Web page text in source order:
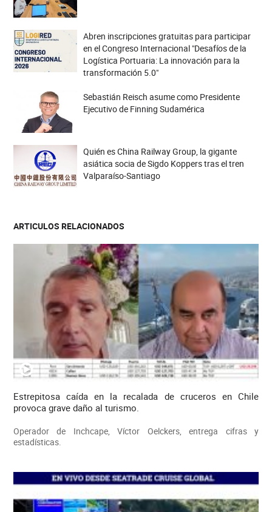
Abren inscripciones gratuitas para participar
en el Congreso Internacional "Desafíos de la
Logística Portuaria: La innovación para la
transformación 5.0"
Sebastián Reisch asume como Presidente
Ejecutivo de Finning Sudamérica
Quién es China Railway Group, la gigante
asiática socia de Sigdo Koppers tras el tren
Valparaíso-Santiago
ARTICULOS RELACIONADOS
Estrepitosa caída en la recalada de cruceros en Chile
provoca grave daño al turismo.
Operador de Inchcape, Víctor Oelckers, entrega cifras y
estadísticas.